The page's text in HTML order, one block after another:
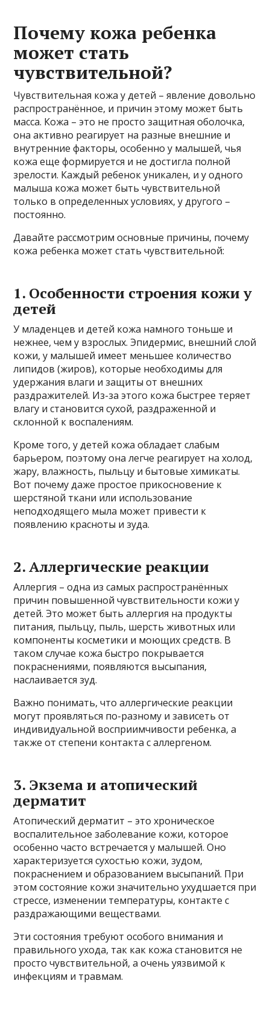
Почему кожа ребенка
может стать
чувствительной?
Чувствительная кожа у детей – явление довольно
распространённое, и причин этому может быть
масса. Кожа – это не просто защитная оболочка,
она активно реагирует на разные внешние и
внутренние факторы, особенно у малышей, чья
кожа еще формируется и не достигла полной
зрелости. Каждый ребенок уникален, и у одного
малыша кожа может быть чувствительной
только в определенных условиях, у другого –
постоянно.
Давайте рассмотрим основные причины, почему
кожа ребенка может стать чувствительной:
1. Особенности строения кожи у
детей
У младенцев и детей кожа намного тоньше и
нежнее, чем у взрослых. Эпидермис, внешний слой
кожи, у малышей имеет меньшее количество
липидов (жиров), которые необходимы для
удержания влаги и защиты от внешних
раздражителей. Из-за этого кожа быстрее теряет
влагу и становится сухой, раздраженной и
склонной к воспалениям.
Кроме того, у детей кожа обладает слабым
барьером, поэтому она легче реагирует на холод,
жару, влажность, пыльцу и бытовые химикаты.
Вот почему даже простое прикосновение к
шерстяной ткани или использование
неподходящего мыла может привести к
появлению красноты и зуда.
2. Аллергические реакции
Аллергия – одна из самых распространённых
причин повышенной чувствительности кожи у
детей. Это может быть аллергия на продукты
питания, пыльцу, пыль, шерсть животных или
компоненты косметики и моющих средств. В
таком случае кожа быстро покрывается
покраснениями, появляются высыпания,
наслаивается зуд.
Важно понимать, что аллергические реакции
могут проявляться по-разному и зависеть от
индивидуальной восприимчивости ребенка, а
также от степени контакта с аллергеном.
3. Экзема и атопический
дерматит
Атопический дерматит – это хроническое
воспалительное заболевание кожи, которое
особенно часто встречается у малышей. Оно
характеризуется сухостью кожи, зудом,
покраснением и образованием высыпаний. При
этом состояние кожи значительно ухудшается при
стрессе, изменении температуры, контакте с
раздражающими веществами.
Эти состояния требуют особого внимания и
правильного ухода, так как кожа становится не
просто чувствительной, а очень уязвимой к
инфекциям и травмам.